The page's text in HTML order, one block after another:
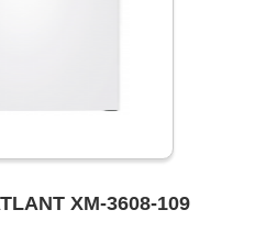
ХМ-3608-109